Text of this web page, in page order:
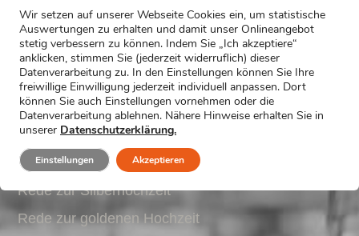
HOCHZEITEN
Trauzeugenrede
Hochzeitsrede Brautvater
Hochzeitsrede Bräutigam
Hochzeitsrede Braut
Trauzeuginnenrede
Rede zur Silberhochzeit
Rede zur goldenen Hochzeit
Wir setzen auf unserer Webseite Cookies ein, um statistische
Auswertungen zu erhalten und damit unser Onlineangebot
stetig verbessern zu können. Indem Sie „Ich akzeptiere“
anklicken, stimmen Sie (jederzeit widerruflich) dieser
Datenverarbeitung zu. In den Einstellungen können Sie Ihre
freiwillige Einwilligung jederzeit individuell anpassen. Dort
können Sie auch Einstellungen vornehmen oder die
Datenverarbeitung ablehnen. Nähere Hinweise erhalten Sie in
unserer Datenschutzerklärung.
Akzeptieren
Einstellungen